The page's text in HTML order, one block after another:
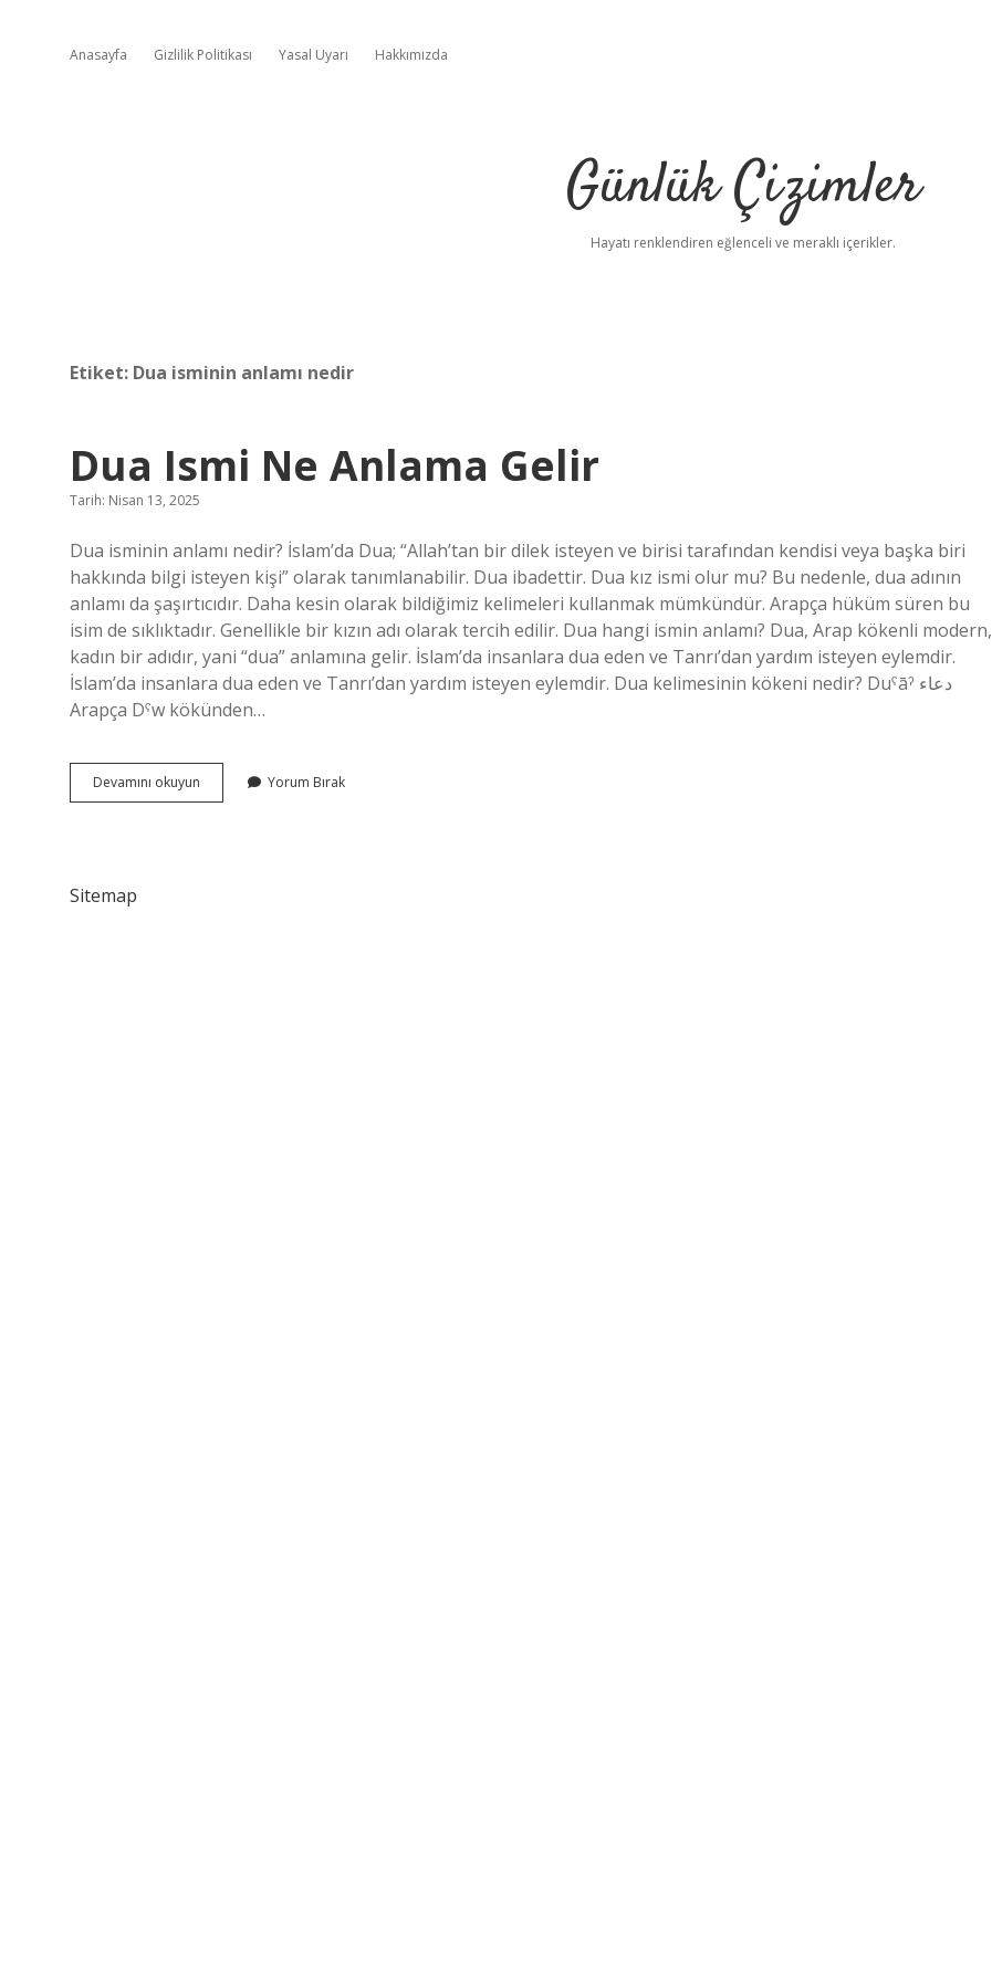
Anasayfa Gizlilik Politikası Yasal Uyarı Hakkımızda
Günlük Çizimler
Hayatı renklendiren eğlenceli ve meraklı içerikler.
Etiket: Dua isminin anlamı nedir
Dua Ismi Ne Anlama Gelir
Tarih: Nisan 13, 2025
Dua isminin anlamı nedir? İslam’da Dua; “Allah’tan bir dilek isteyen ve birisi tarafından kendisi veya başka biri
hakkında bilgi isteyen kişi” olarak tanımlanabilir. Dua ibadettir. Dua kız ismi olur mu? Bu nedenle, dua adının
anlamı da şaşırtıcıdır. Daha kesin olarak bildiğimiz kelimeleri kullanmak mümkündür. Arapça hüküm süren bu
isim de sıklıktadır. Genellikle bir kızın adı olarak tercih edilir. Dua hangi ismin anlamı? Dua, Arap kökenli modern,
kadın bir adıdır, yani “dua” anlamına gelir. İslam’da insanlara dua eden ve Tanrı’dan yardım isteyen eylemdir.
İslam’da insanlara dua eden ve Tanrı’dan yardım isteyen eylemdir. Dua kelimesinin kökeni nedir? Duˁāˀ دعاء
Arapça Dˁw kökünden…
Devamını okuyun
Ismi
Yorum Bırak
Sitemap